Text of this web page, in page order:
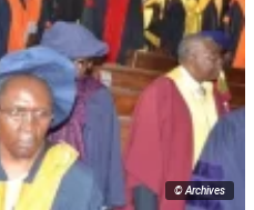
© Archives